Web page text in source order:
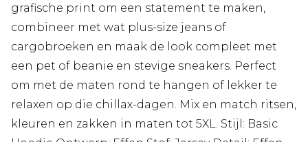
grafische print om een statement te maken,
combineer met wat plus-size jeans of
cargobroeken en maak de look compleet met
een pet of beanie en stevige sneakers. Perfect
om met de maten rond te hangen of lekker te
relaxen op die chillax-dagen. Mix en match ritsen,
kleuren en zakken in maten tot 5XL. Stijl: Basic